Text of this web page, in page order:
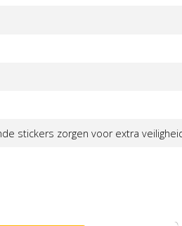
stickers zorgen voor extra